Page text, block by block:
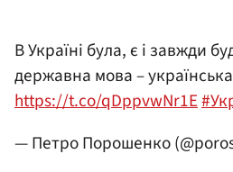
В Україні була, є і завжди
державна мова –
https://t.co/qDppvwNr1E
— Петро Порошенко